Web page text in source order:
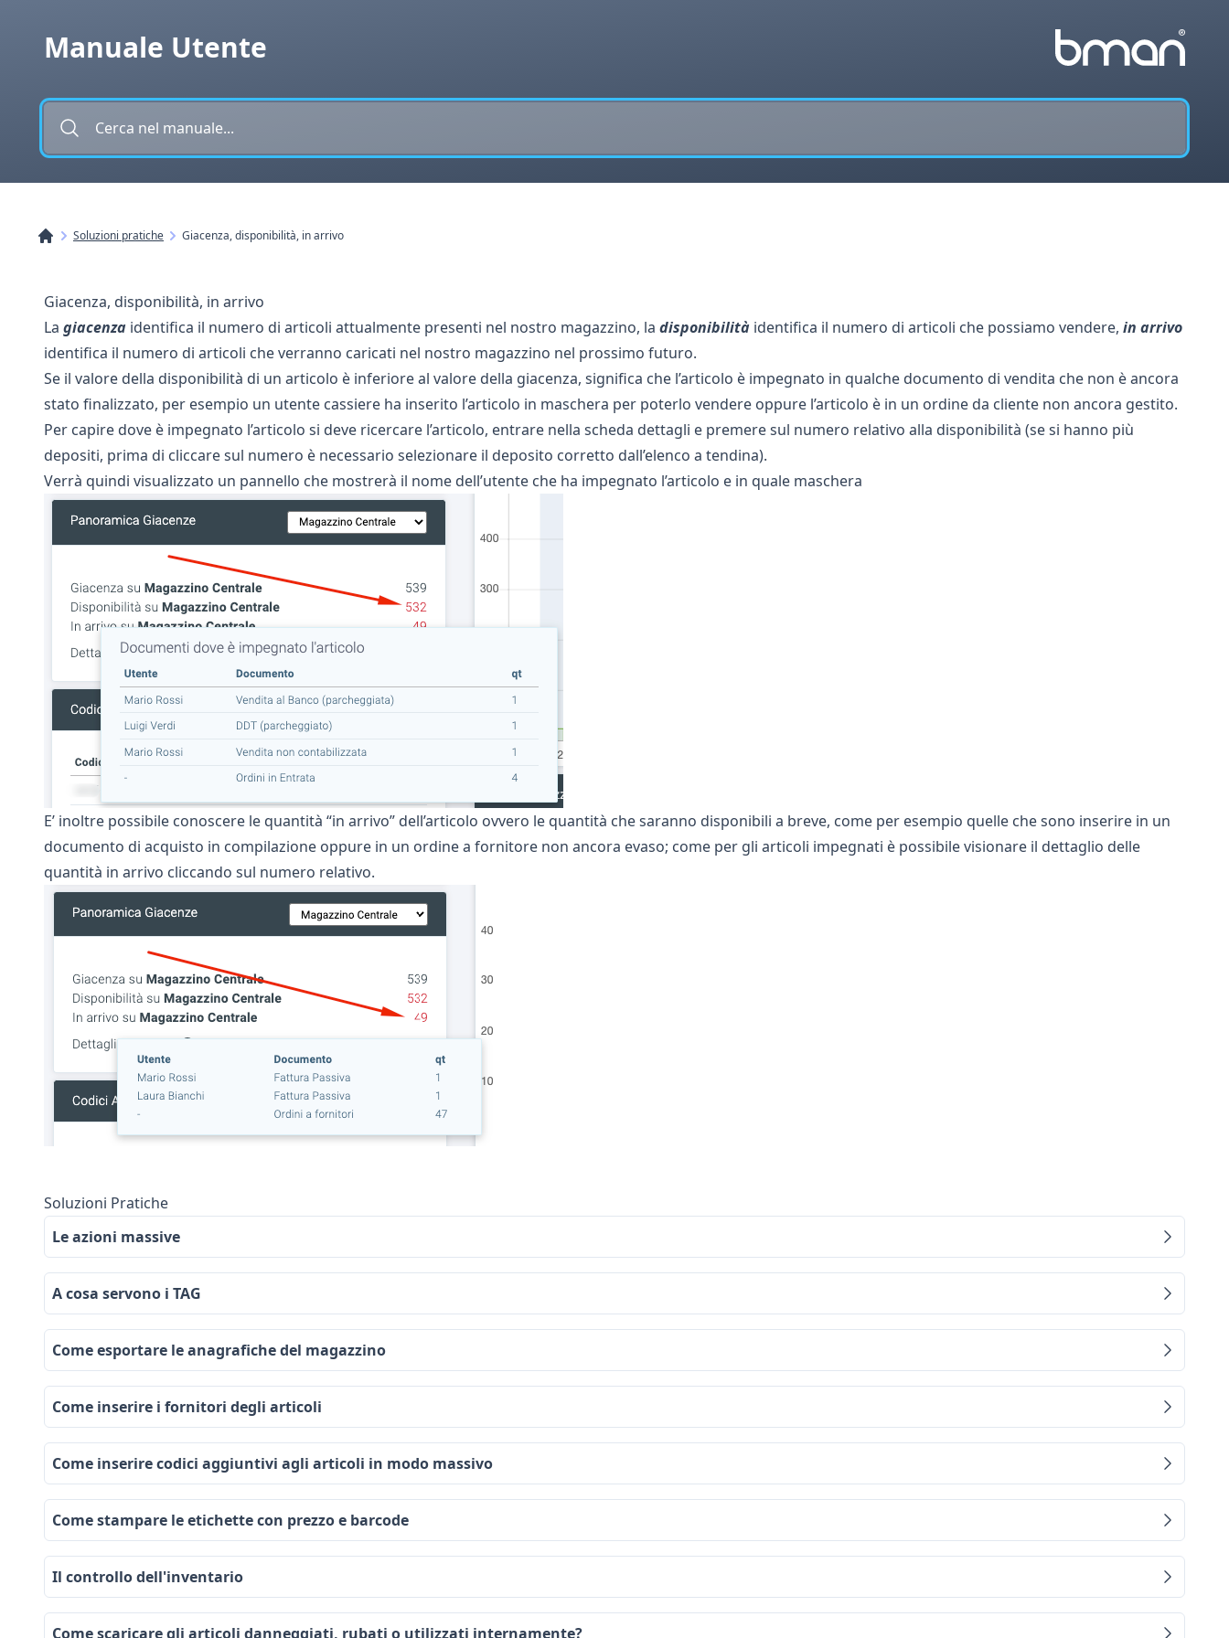
Manuale Utente
Soluzioni pratiche Giacenza, disponibilità, in arrivo
Giacenza, disponibilità, in arrivo
La giacenza identifica il numero di articoli attualmente presenti nel nostro magazzino, la disponibilità identifica il numero di articoli che possiamo vendere, in arrivo
identifica il numero di articoli che verranno caricati nel nostro magazzino nel prossimo futuro.
Se il valore della disponibilità di un articolo è inferiore al valore della giacenza, significa che l’articolo è impegnato in qualche documento di vendita che non è ancora
stato finalizzato, per esempio un utente cassiere ha inserito l’articolo in maschera per poterlo vendere oppure l’articolo è in un ordine da cliente non ancora gestito.
Per capire dove è impegnato l’articolo si deve ricercare l’articolo, entrare nella scheda dettagli e premere sul numero relativo alla disponibilità (se si hanno più
depositi, prima di cliccare sul numero è necessario selezionare il deposito corretto dall’elenco a tendina).
Verrà quindi visualizzato un pannello che mostrerà il nome dell’utente che ha impegnato l’articolo e in quale maschera
E’ inoltre possibile conoscere le quantità “in arrivo” dell’articolo ovvero le quantità che saranno disponibili a breve, come per esempio quelle che sono inserire in un
documento di acquisto in compilazione oppure in un ordine a fornitore non ancora evaso; come per gli articoli impegnati è possibile visionare il dettaglio delle
quantità in arrivo cliccando sul numero relativo.
Soluzioni Pratiche
Le azioni massive
A cosa servono i TAG
Come esportare le anagrafiche del magazzino
Come inserire i fornitori degli articoli
Come inserire codici aggiuntivi agli articoli in modo massivo
Come stampare le etichette con prezzo e barcode
Il controllo dell'inventario
Come scaricare gli articoli danneggiati, rubati o utilizzati internamente?